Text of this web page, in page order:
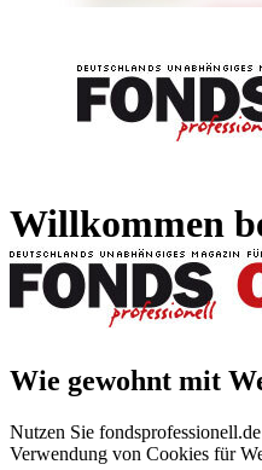
Willkommen
Wie gewohnt mit
Nutzen Sie
Verwendung von Cookies für